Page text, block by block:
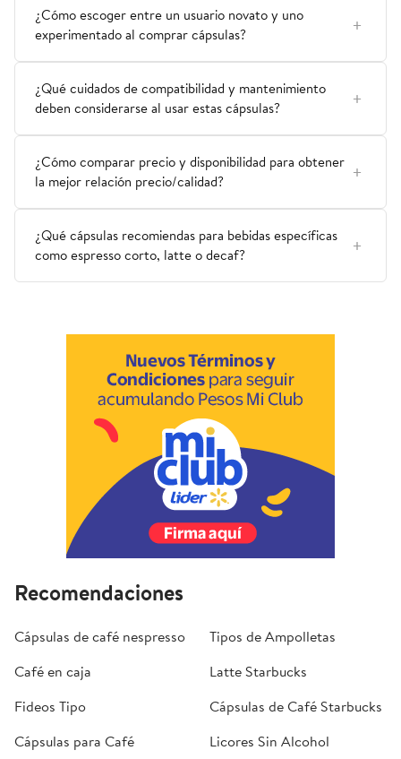
¿Cómo escoger entre un usuario novato y uno
experimentado al comprar cápsulas?
¿Qué cuidados de compatibilidad y mantenimiento
deben considerarse al usar estas cápsulas?
¿Cómo comparar precio y disponibilidad para obtener
la mejor relación precio/calidad?
¿Qué cápsulas recomiendas para bebidas específicas
como espresso corto, latte o decaf?
Recomendaciones
Cápsulas de café nespresso
Tipos de Ampolletas
Café en caja
Latte Starbucks
Fideos Tipo
Cápsulas de Café Starbucks
Cápsulas para Café
Licores Sin Alcohol